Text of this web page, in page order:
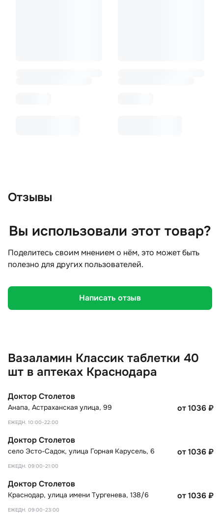
Отзывы
Вы использовали этот товар?
Поделитесь своим мнением о нём, это может быть
полезно для других пользователей.
Написать отзыв
Вазаламин Классик таблетки 40
шт в аптеках Краснодара
Доктор Столетов
Анапа, Астраханская улица, 99
ЕЖЕДН. 10:00-22:00
от 1036₽
Доктор Столетов
село Эсто-Садок, улица Горная Карусель, 6
ЕЖЕДН. 09:00-21:00
от 1036₽
Доктор Столетов
Краснодар, улица имени Тургенева, 138/6
ЕЖЕДН. 09:00-23:00
от 1036₽